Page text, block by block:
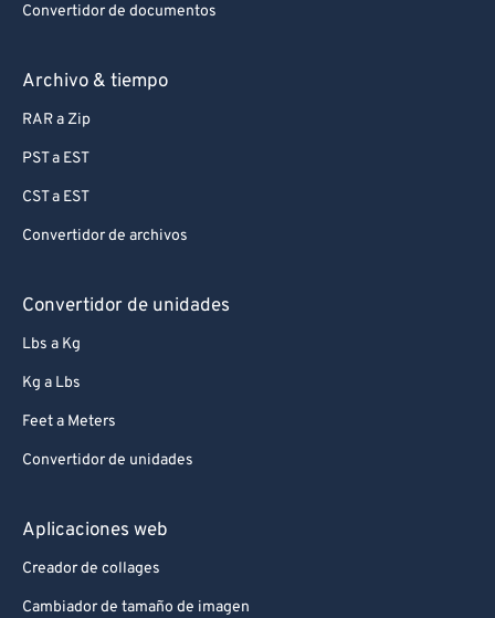
Convertidor de documentos
Archivo & tiempo
RAR a Zip
PST a EST
CST a EST
Convertidor de archivos
Convertidor de unidades
Lbs a Kg
Kg a Lbs
Feet a Meters
Convertidor de unidades
Aplicaciones web
Creador de collages
Cambiador de tamaño de imagen